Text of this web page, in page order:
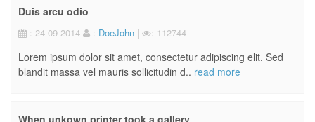
Duis arcu odio
: 24-09-2014 : DoeJohn | : 112744
Lorem ipsum dolor sit amet, consectetur adipiscing elit. Sed
blandit massa vel mauris sollicitudin d.. read more